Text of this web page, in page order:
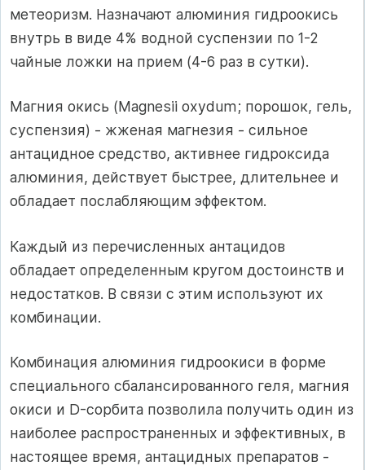
метеоризм. Назначают алюминия гидроокись
внутрь в виде 4% водной суспензии по 1-2
чайные ложки на прием (4-6 раз в сутки).
Магния окись (Magnesii oxydum; порошок, гель,
суспензия) - жженая магнезия - сильное
антацидное средство, активнее гидроксида
алюминия, действует быстрее, длительнее и
обладает послабляющим эффектом.
Каждый из перечисленных антацидов
обладает определенным кругом достоинств и
недостатков. В связи с этим используют их
комбинации.
Комбинация алюминия гидроокиси в форме
специального сбалансированного геля, магния
окиси и D-сорбита позволила получить один из
наиболее распространенных и эффективных, в
настоящее время, антацидных препаратов -